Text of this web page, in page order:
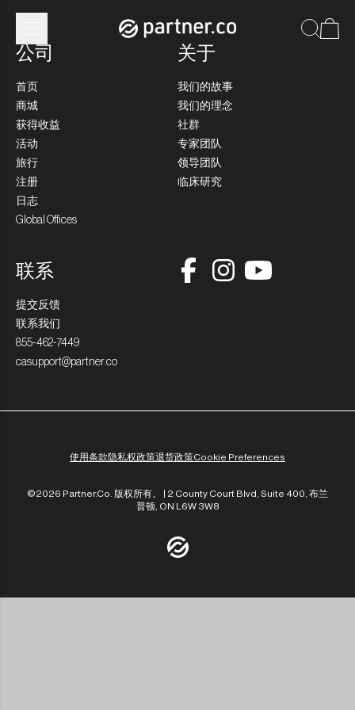
公司
首页
商城
获得收益
活动
旅行
注册
日志
Global Offices
关于
我们的故事
我们的理念
社群
专家团队
领导团队
临床研究
联系
提交反馈
联系我们
855-462-7449
casupport@partner.co
使用条款隐私权政策退货政策Cookie Preferences
©2026 Partner.Co. 版权所有。 | 2 County Court Blvd, Suite 400, 布兰
普顿, ON L6W 3W8